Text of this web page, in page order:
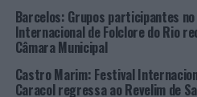
diferentes que encontrarão
acrescenta a associação,
principal permanece: cruzem-
desencontrem-se para se
experiência rica em
Barcelos: Grupos participantes
Internacional de Folclore do Rio
Câmara Municipal
Castro Marim: Festival
Caracol regressa ao Revelim de